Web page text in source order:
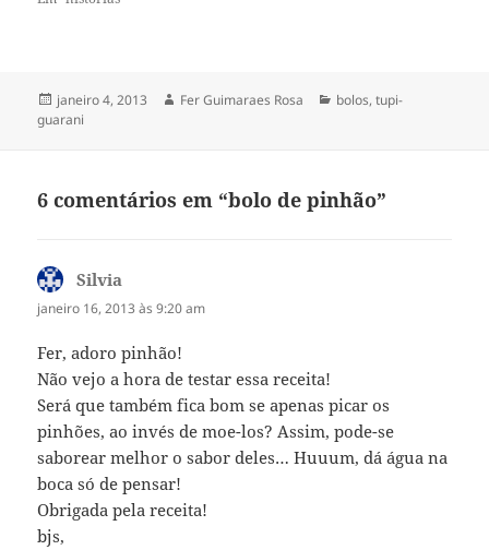
ilustrar a…
Publicado
em
janeiro 4, 2013 Autor
Fer Guimaraes Rosa Categorias
bolos,tupi-
guarani
6 comentários em “bolo de pinhão”
Silvia
janeiro 16, 2013 às 9:20 am
Fer, adoro pinhão!
Não vejo a hora de testar essa receita!
Será que também fica bom se apenas picar os
pinhões, ao invés de moe-los? Assim, pode-se
saborear melhor o sabor deles… Huuum, dá água na
boca só de pensar!
Obrigada pela receita!
bjs,